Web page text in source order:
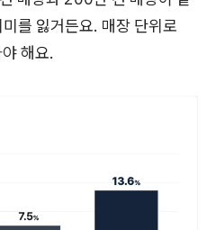
를 잃거든요. 매장 단위로
해요.